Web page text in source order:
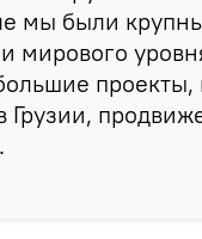
мы были
мирового
проекты,
Грузии,